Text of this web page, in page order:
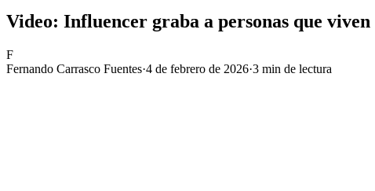
Video: Influencer graba a personas que
F
Fernando Carrasco Fuentes·4 de febrero de 2026·3 min de lectura